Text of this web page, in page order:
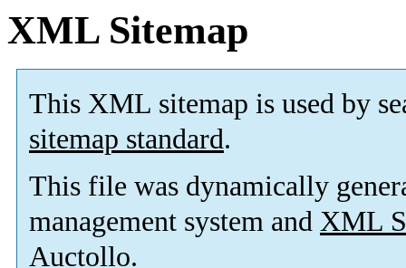
XML Sitemap
This XML sitemap is used by
sitemap standard.
This file was dynamically
management system and XML
Auctollo.